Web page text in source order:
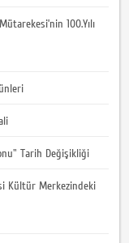
100.Yılı
Tarih Değişikliği
Kültür Merkezindeki